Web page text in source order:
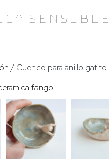
Sensible
/ Cuenco para anillo gatito